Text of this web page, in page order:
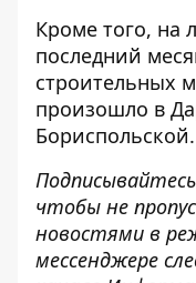
Кроме того, на
последний
строительных
произошло в
Бориспольской.
чтобы не
новостями в
мессенджере